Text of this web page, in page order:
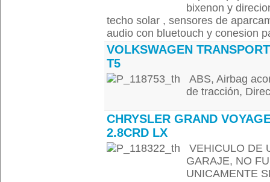
bixenon y
techo solar , sensores de
audio con bluetouch y conesion
VOLKSWAGEN
T5
ABS, Airbag
de tracción,
CHRYSLER GRAND
2.8CRD LX
VEHICULO DE
GARAJE, NO
UNICAMENTE